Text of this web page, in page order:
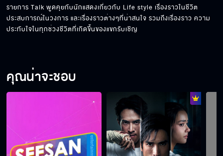
รายการ Talk พูดคุยกับนักแสดงเกี่ยวกับ Life style เรื่องราวในชีวิต
ประสบการณ์ในวงการ และเรื่องราวต่างๆที่น่าสนใจ รวมถึงเรื่องราว ความ
ประทับใจในทุกช่วงชีวิตที่เกิดขึ้นของแขกรับเชิญ
คุณน่าจะชอบ